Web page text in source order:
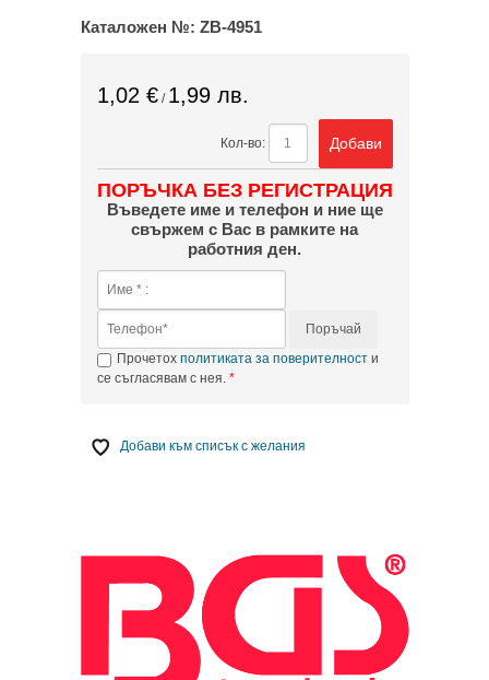
Каталожен №: ZB-4951
1,02 €/ 1,99 лв.
Кол-во: Добави
ПОРЪЧКА БЕЗ РЕГИСТРАЦИЯ
Въведете име и телефон и ние ще
свържем с Вас в рамките на
работния ден.
Поръчай
Прочетох политиката за поверителности
се съгласявам с нея.
Добави към списък с желания